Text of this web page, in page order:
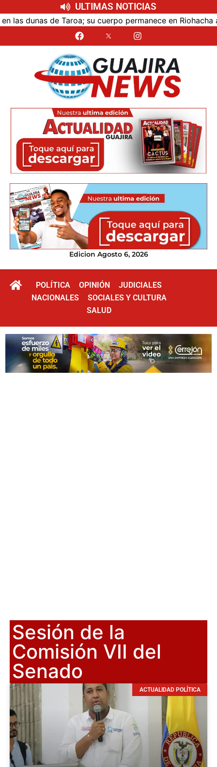
ULTIMAS NOTICIAS
de Taroa; su cuerpo permanece en Riohacha a la
Edicion Agosto 6, 2026
POLÍTICA OPINIÓN
JUDICIALES
NACIONALES
SOCIALES Y CULTURA
SALUD
Sesión de la
Comisión VII del
Senado
ACTUALIDAD POLÍTICA